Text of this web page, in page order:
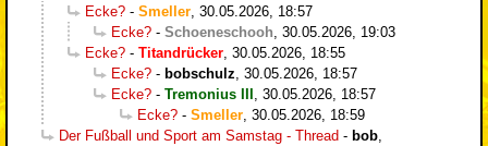
Ecke? - Smeller 30.05.2026, 18:57
Ecke? - Schoeneschooh 30.05.2026, 19:03
Ecke? - Titandrücker 30.05.2026, 18:55
Ecke? - bobschulz 30.05.2026, 18:57
Ecke? - Tremonius III
30.05.2026, 18:57
Ecke? - Smeller 30.05.2026, 18:59
Der Fußball und Sport am Samstag - Thread - bob